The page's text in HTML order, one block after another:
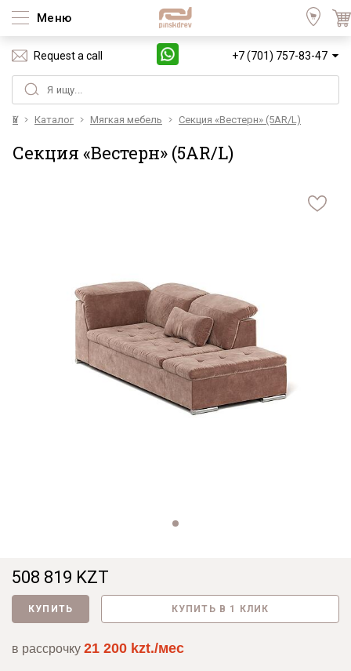
Меню
Request a call +7 (701) 757-83-47
Үй Каталог Мягкая мебель Секция «Вестерн» (5AR/L)
Секция «Вестерн» (5AR/L)
508 819 KZT
КУПИТЬ КУПИТЬ В 1 КЛИК
в рассрочку 21 200 kzt./мес